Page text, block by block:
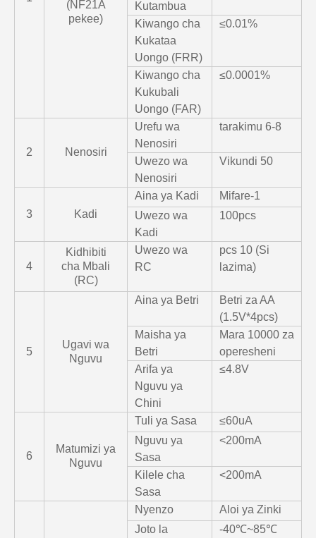
(NF21A
pekee)
Kutambua
Kiwango cha
Kukataa
Uongo (FRR)
≤0.01%
Kiwango cha
Kukubali
Uongo (FAR)
≤0.0001%
2 Nenosiri
Urefu wa
Nenosiri
tarakimu 6-8
Uwezo wa
Nenosiri
Vikundi 50
3 Kadi
Aina ya Kadi
Mifare-1
Uwezo wa
Kadi
100pcs
4
Kidhibiti
cha Mbali
(RC)
Uwezo wa
RC
pcs 10 (Si
lazima)
5
Ugavi wa
Nguvu
Aina ya Betri
Betri za AA
(1.5V*4pcs)
Maisha ya
Betri
Mara 10000 za
operesheni
Arifa ya
Nguvu ya
Chini
≤4.8V
6
Matumizi ya
Nguvu
Tuli ya Sasa
≤60uA
Nguvu ya
Sasa
<200mA
Kilele cha
Sasa
<200mA
Nyenzo
Aloi ya Zinki
Joto la
-40℃~85℃